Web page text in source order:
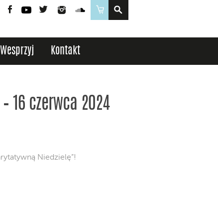
Logowanie
FacebookYouTubeTwitter InstagramSoundCloud
Sklep
Wesprzyj Kontakt
16 czerwca 2024
Niedzielę”!